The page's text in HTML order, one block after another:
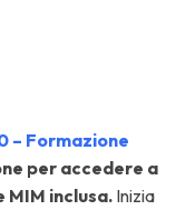
– Formazione
per accedere a
inclusa.Inizia